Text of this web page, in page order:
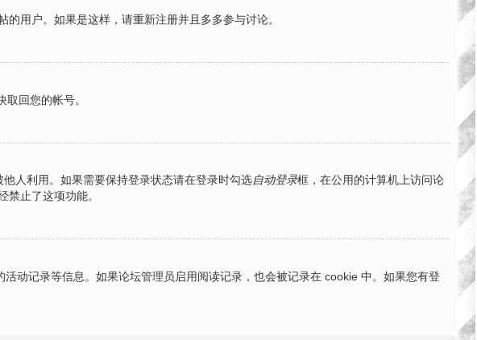
用户。如果是这样，请重新注册并且多多参与讨论。
回您的帐号。
人利用。如果需要保持登录状态请在登录时勾选自动登录框，在公用的计算机上访问论
止了这项功能。
动记录等信息。如果论坛管理员启用阅读记录，也会被记录在 cookie 中。如果您有登